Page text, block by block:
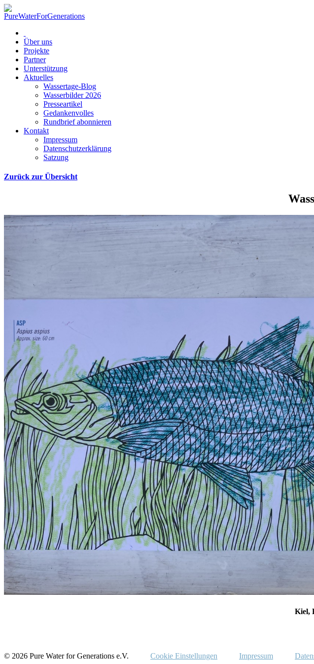
Über uns
Projekte
Partner
Unterstützung
Aktuelles
Wassertage-Blog
Wasserbilder 2026
Presseartikel
Gedankenvolles
Rundbrief abonnieren
Kontakt
Impressum
Datenschutzerklärung
Satzung
Zurück zur Übersicht
Kiel,
© 2026 Pure Water for Generations e.V. Cookie Einstellungen Impressum